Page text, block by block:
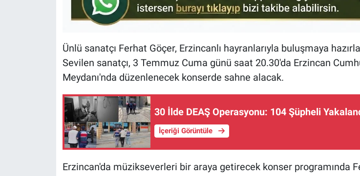
Ünlü sanatçı Ferhat Göçer, Erzincanlı hayranlarıyla buluşmaya
Sevilen sanatçı, 3 Temmuz Cuma günü saat 20.30'da Erzincan
Meydanı'nda düzenlenecek konserde sahne alacak.
30 İlde DEAŞ Operasyonu: 104 Şüpheli
İçeriği Görüntüle
Erzincan'da müzikseverleri bir araya getirecek konser programında